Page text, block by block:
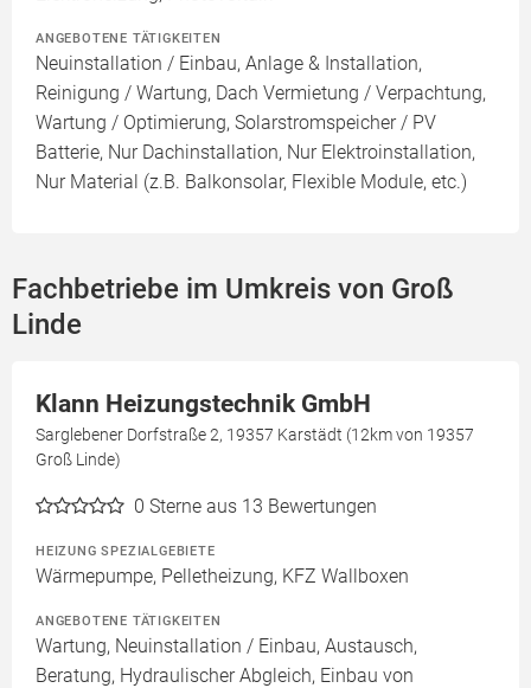
ANGEBOTENE TÄTIGKEITEN
Neuinstallation / Einbau, Anlage & Installation,
Reinigung / Wartung, Dach Vermietung / Verpachtung,
Wartung / Optimierung, Solarstromspeicher / PV
Batterie, Nur Dachinstallation, Nur Elektroinstallation,
Nur Material (z.B. Balkonsolar, Flexible Module, etc.)
Fachbetriebe im Umkreis von Groß
Linde
Klann Heizungstechnik GmbH
Sarglebener Dorfstraße 2, 19357 Karstädt (12km von 19357
Groß Linde)
0 Sterne aus 13 Bewertungen
HEIZUNG SPEZIALGEBIETE
Wärmepumpe, Pelletheizung, KFZ Wallboxen
ANGEBOTENE TÄTIGKEITEN
Wartung, Neuinstallation / Einbau, Austausch,
Beratung, Hydraulischer Abgleich, Einbau von